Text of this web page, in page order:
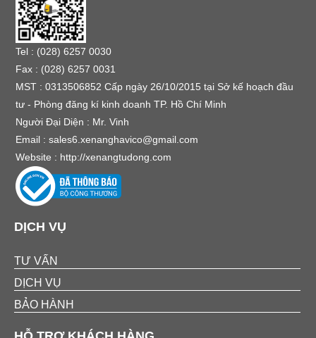
Tel : (028) 6257 0030
Fax : (028) 6257 0031
MST : 0313506852 Cấp ngày 26/10/2015 tại Sở kế hoạch đầu
tư - Phòng đăng kí kinh doanh TP. Hồ Chí Minh
Người Đại Diện : Mr. Vinh
Email :sales6.xenanghavico@gmail.com
Website : http://xenangtudong.com
DỊCH VỤ
TƯ VẤN
DỊCH VỤ
BẢO HÀNH